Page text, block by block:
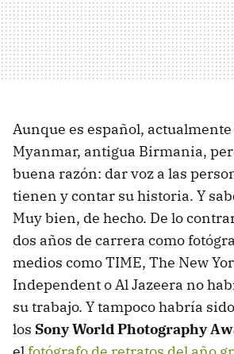
Aunque es español,
Myanmar, antigua Birmania,
buena razón: dar voz a las
tienen y contar su historia. Y
Muy bien, de hecho. De lo
dos años de carrera como
medios como TIME, The New
Independent o Al Jazeera no
su trabajo. Y tampoco habría
los Sony World Photography